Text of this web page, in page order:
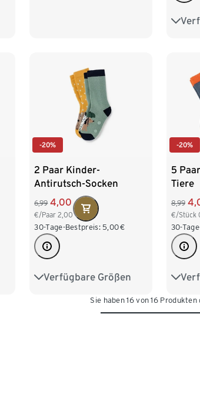
19-22
-20%
2 Paar Kinder-
Antirutsch-Socken
6,99 4,00
€/Paar2,00
30-Tage-Bestpreis: 5,00€
Verfügbare Größen
23-26 27-30 31-34
-20%
5
Tiere
8,99
€/Stück
30-
23-26
Sie haben 16 von 16 Produkten